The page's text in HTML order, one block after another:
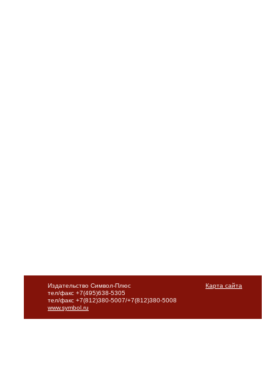
Карта сайта
Издательство Символ-Плюс
тел/факс +7(495)638-5305
тел/факс +7(812)380-5007/+7(812)380-5008
www.symbol.ru